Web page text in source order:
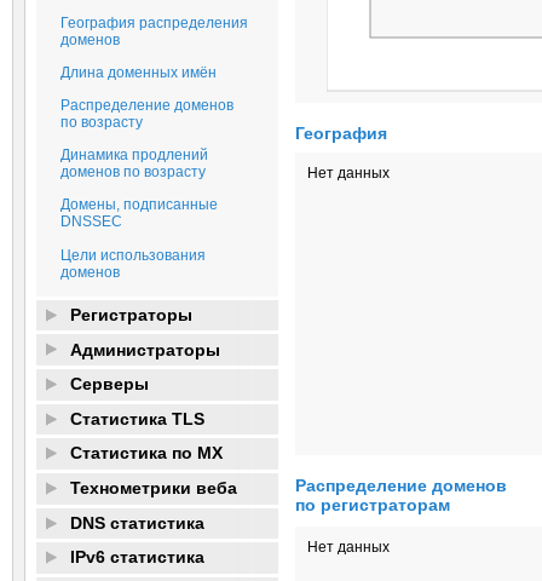
География распределения
доменов
Длина доменных имён
Распределение доменов
по возрасту
Динамика продлений
доменов по возрасту
Домены, подписанные
DNSSEC
Цели использования
доменов
Регистраторы
Администраторы
Серверы
Статистика TLS
Статистика по MX
Технометрики веба
DNS статистика
IPv6 статистика
География
Нет данных
Распределение доменов
по регистраторам
Нет данных